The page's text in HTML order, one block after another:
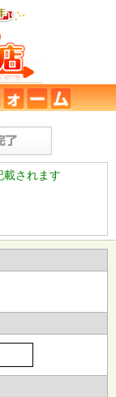
されます